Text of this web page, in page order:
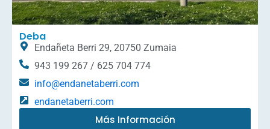
Deba
Endañeta Berri 29, 20750 Zumaia
943 199 267 / 625 704 774
info@endanetaberri.com
endanetaberri.com
Más Información